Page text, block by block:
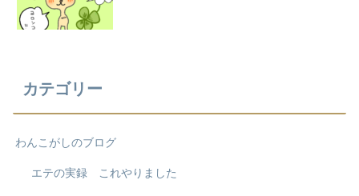
カテゴリー
わんこがしのブログ
エテの実録 これやりました